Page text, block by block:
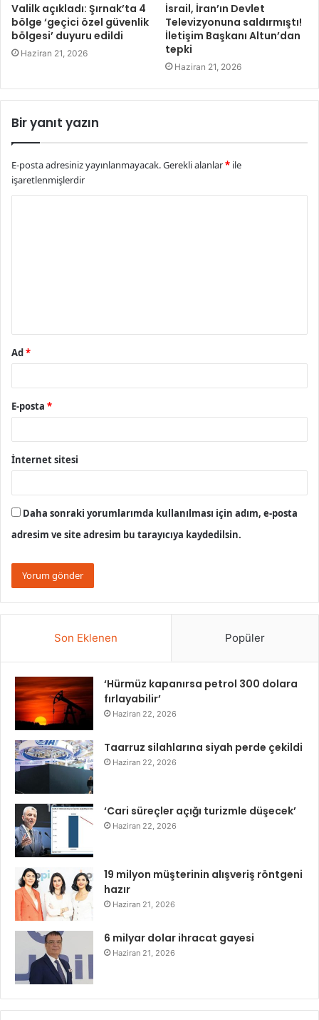
Valilk açıkladı: Şırnak’ta 4
bölge ‘geçici özel güvenlik
bölgesi’ duyuru edildi
Haziran 21, 2026
İsrail, İran’ın Devlet
Televizyonuna saldırmıştı!
İletişim Başkanı Altun’dan
tepki
Haziran 21, 2026
Bir yanıt yazın
E-posta adresiniz yayınlanmayacak.Gerekli alanlar* ile
işaretlenmişlerdir
Ad*
E-posta *
İnternet sitesi
Daha sonraki yorumlarımda kullanılması için adım, e-posta
adresim ve site adresim bu tarayıcıya kaydedilsin.
Son Eklenen Popüler
‘Hürmüz kapanırsa petrol 300 dolara
fırlayabilir’
Haziran 22, 2026
Taarruz silahlarına siyah perde çekildi
Haziran 22, 2026
‘Cari süreçler açığı turizmle düşecek’
Haziran 22, 2026
19 milyon müşterinin alışveriş röntgeni
hazır
Haziran 21, 2026
6 milyar dolar ihracat gayesi
Haziran 21, 2026